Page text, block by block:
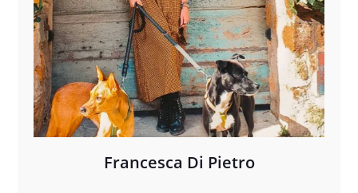
Francesca Di Pietro